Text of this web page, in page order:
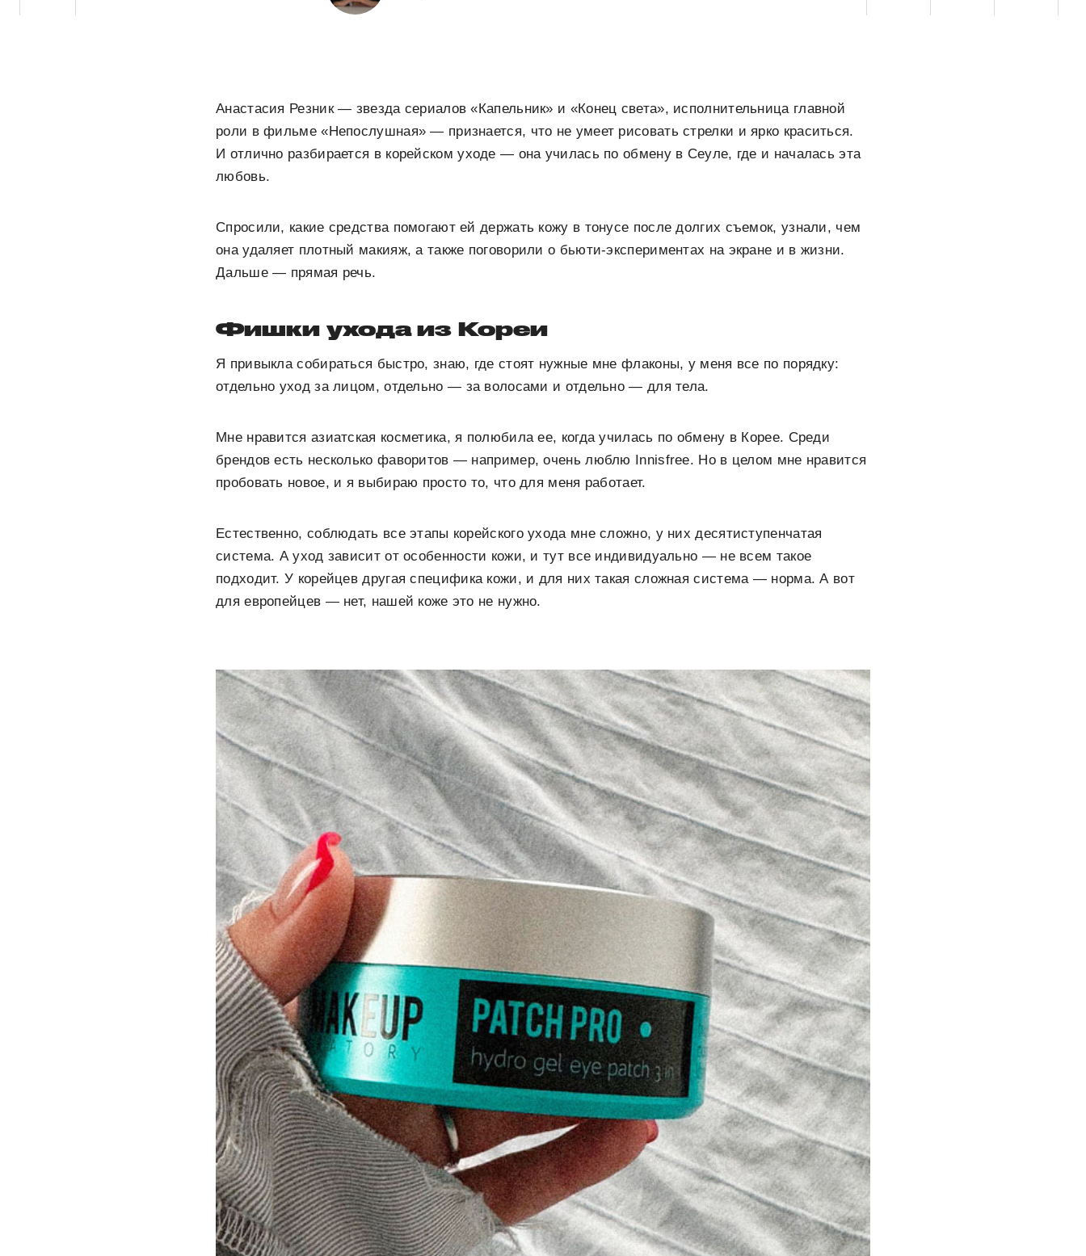
Анастасия Резник — звезда сериалов «Капельник» и «Конец света», исполнительница главной
роли в фильме «Непослушная» — признается, что не умеет рисовать стрелки и ярко краситься.
И отлично разбирается в корейском уходе — она училась по обмену в Сеуле, где и началась эта
любовь.
Спросили, какие средства помогают ей держать кожу в тонусе после долгих съемок, узнали, чем
она удаляет плотный макияж, а также поговорили о бьюти-экспериментах на экране и в жизни.
Дальше — прямая речь.
Фишки ухода из Кореи
Я привыкла собираться быстро, знаю, где стоят нужные мне флаконы, у меня все по порядку:
отдельно уход за лицом, отдельно — за волосами и отдельно — для тела.
Мне нравится азиатская косметика, я полюбила ее, когда училась по обмену в Корее. Среди
брендов есть несколько фаворитов — например, очень люблю Innisfree. Но в целом мне нравится
пробовать новое, и я выбираю просто то, что для меня работает.
Естественно, соблюдать все этапы корейского ухода мне сложно, у них десятиступенчатая
система. А уход зависит от особенности кожи, и тут все индивидуально — не всем такое
подходит. У корейцев другая специфика кожи, и для них такая сложная система — норма. А вот
для европейцев — нет, нашей коже это не нужно.